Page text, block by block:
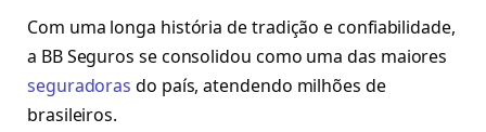
Com uma longa história de tradição e confiabilidade,
a BB Seguros se consolidou como uma das maiores
seguradoras do país, atendendo milhões de
brasileiros.